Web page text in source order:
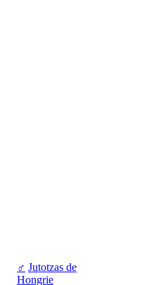
♂ Jutotzas de
Hongrie